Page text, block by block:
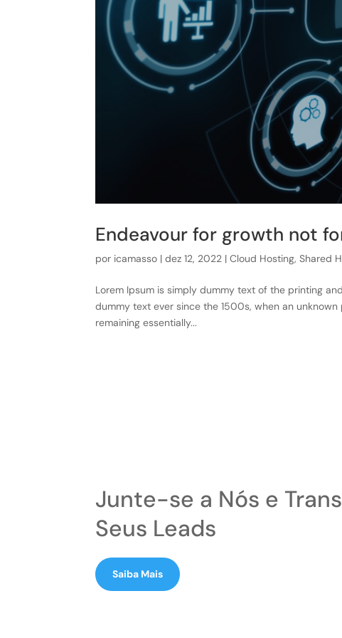
Endeavour for growth not
por icamasso |dez 12, 2022 |Cloud Hosting,Shared
Lorem Ipsum is simply dummy text of the printing
dummy text ever since the 1500s, when an
remaining essentially...
Junte-se a Nós e
Seus Leads
Saiba Mais